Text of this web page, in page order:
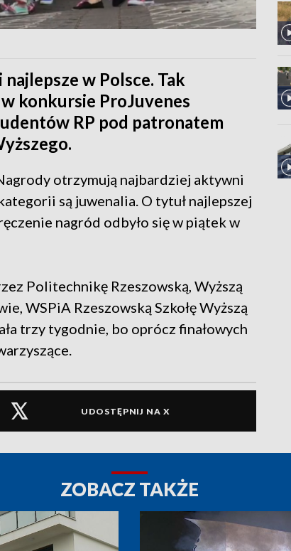
w Polsce. Tak
konkursie ProJuvenes
RP pod patronatem
otrzymują najbardziej aktywni
są juwenalia. O tytuł najlepszej
nagród odbyło się w piątek w
Politechnikę Rzeszowską, Wyższą
WSPiA Rzeszowską Szkołę Wyższą
trzy tygodnie, bo oprócz finałowych
UDOSTĘPNIJ NA X
ZOBACZ TAKŻE